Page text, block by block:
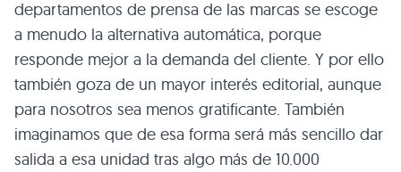
departamentos de prensa de las marcas se escoge
a menudo la alternativa automática, porque
responde mejor a la demanda del cliente. Y por ello
también goza de un mayor interés editorial, aunque
para nosotros sea menos gratificante. También
imaginamos que de esa forma será más sencillo dar
salida a esa unidad tras algo más de 10.000